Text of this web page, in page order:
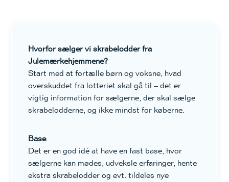
Hvorfor sælger vi skrabelodder fra
Julemærkehjemmene?
Start med at fortælle børn og voksne, hvad
overskuddet fra lotteriet skal gå til – det er
vigtig information for sælgerne, der skal sælge
skrabelodderne, og ikke mindst for køberne.
Base
Det er en god idé at have en fast base, hvor
sælgerne kan mødes, udveksle erfaringer, hente
ekstra skrabelodder og evt. tildeles nye